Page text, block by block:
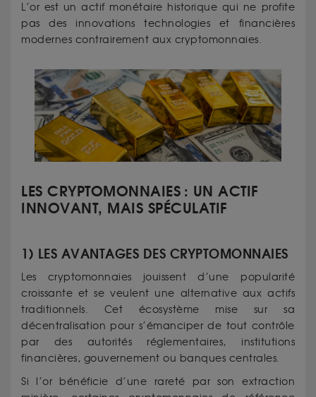
L’or est un actif monétaire historique qui ne profite
pas des innovations technologies et financières
modernes contrairement aux cryptomonnaies.
LES CRYPTOMONNAIES : UN ACTIF
INNOVANT, MAIS SPÉCULATIF
1) LES AVANTAGES DES CRYPTOMONNAIES
Les cryptomonnaies jouissent d’une popularité
croissante et se veulent une alternative aux actifs
traditionnels. Cet écosystème mise sur sa
décentralisation pour s’émanciper de tout contrôle
par des autorités réglementaires, institutions
financières, gouvernement ou banques centrales.
Si l’or bénéficie d’une rareté par son extraction